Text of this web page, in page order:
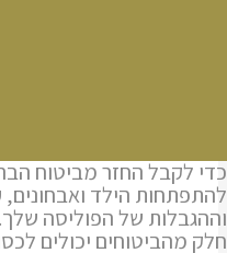
כדי לקבל החזר מביטוח
להתפתחות הילד
וההגבלות של הפוליסה שלך.
חלק מהביטוחים יכולים